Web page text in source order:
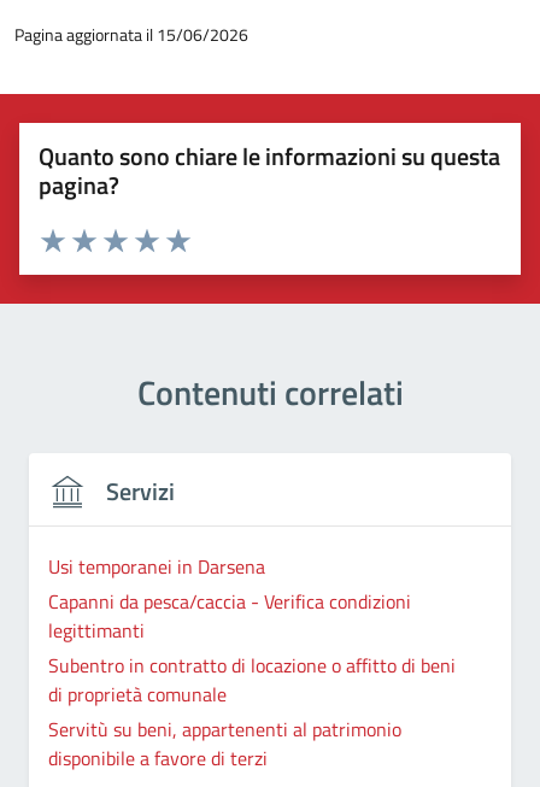
Pagina aggiornata il 15/06/2026
Quanto sono chiare le informazioni su questa
pagina?
Valuta 5 stelle su 5
Valuta 4 stelle su 5
Valuta 3 stelle su 5
Valuta 2 stelle su 5
Valuta 1 stelle su 5
Contenuti correlati
Servizi
Usi temporanei in Darsena
Capanni da pesca/caccia - Verifica condizioni
legittimanti
Subentro in contratto di locazione o affitto di beni
di proprietà comunale
Servitù su beni, appartenenti al patrimonio
disponibile a favore di terzi